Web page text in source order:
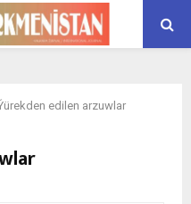
edilen arzuwlar